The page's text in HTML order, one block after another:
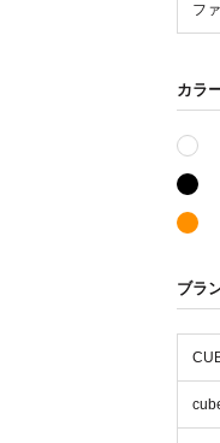
フ
カラ
ホ
ブラ